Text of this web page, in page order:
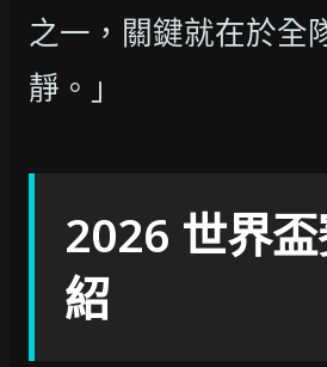
之一，關鍵就在於全
靜。」
2026 世界
紹